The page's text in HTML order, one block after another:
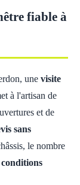
fiable à
une visite
à l'artisan de
et de
sans
le nombre
conditions